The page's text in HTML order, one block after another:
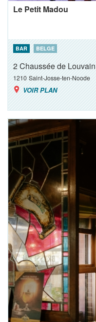
Le Petit Madou
BAR BELGE
2 Chaussée de Louvain
1210 Saint-Josse-ten-Noode
VOIR PLAN